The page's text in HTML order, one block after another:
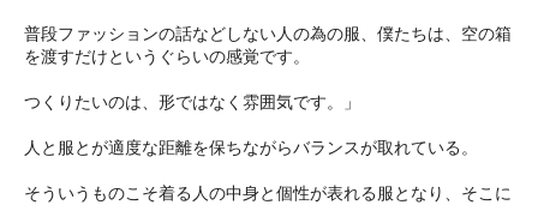
普段ファッションの話などしない人の為の服、僕たちは、空の箱
を渡すだけというぐらいの感覚です。
つくりたいのは、形ではなく雰囲気です。」
人と服とが適度な距離を保ちながらバランスが取れている。
そういうものこそ着る人の中身と個性が表れる服となり、そこに